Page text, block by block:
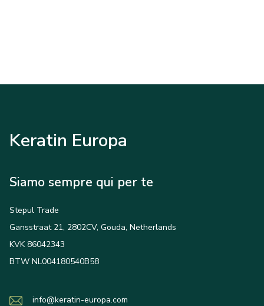
Keratin Europa
Siamo sempre qui per te
Stepul Trade
Gansstraat 21, 2802CV, Gouda, Netherlands
KVK 86042343
BTW NL004180540B58
info@keratin-europa.com